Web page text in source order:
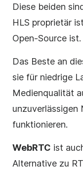
Diese beiden
HLS proprietär
Open-Source ist.
Das Beste an
sie für niedrige
Medienqualität
unzuverlässigen
funktionieren.
WebRTC ist
Alternative zu